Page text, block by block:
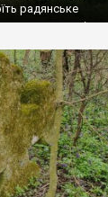
радянське
а трохи далі,
колії у траві –